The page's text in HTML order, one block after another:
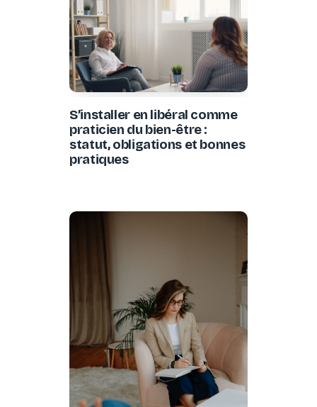
S’installer en libéral comme
praticien du bien-être :
statut, obligations et bonnes
pratiques